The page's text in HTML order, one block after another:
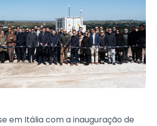
em Itália com a inauguração de